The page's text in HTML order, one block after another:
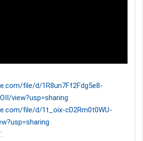
file/d/1R8un7Ff2Fdg5e8-
view?usp=sharing
file/d/1t_oix-cD2Rm0t0WU-